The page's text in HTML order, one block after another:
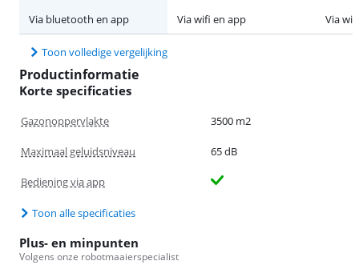
Via bluetooth en app
Via wifi en app Via
Toon volledige vergelijking
Productinformatie
Korte specificaties
Gazonoppervlakte 3500 m2
Maximaal geluidsniveau 65 dB
Bediening via app
Toon alle specificaties
Plus- en minpunten
Volgens onze robotmaaierspecialist